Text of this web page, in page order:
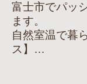
富士市でパッ
ます。
自然室温で暮
ス】…